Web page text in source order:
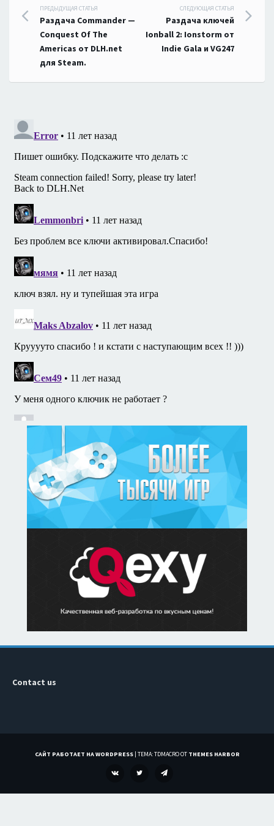
Навигация
по
записям
ПРЕДЫДУЩАЯ СТАТЬЯ
Раздача Commander —
Conquest Of The
Americas от DLH.net
для Steam.
СЛЕДУЮЩАЯ СТАТЬЯ
Раздача ключей
Ionball 2: Ionstorm от
Indie Gala и VG247
Contact us
САЙТ РАБОТАЕТ НА WORDPRESS ТЕМА: TDMACRO ОТ THEMES HARBOR
TWITTER